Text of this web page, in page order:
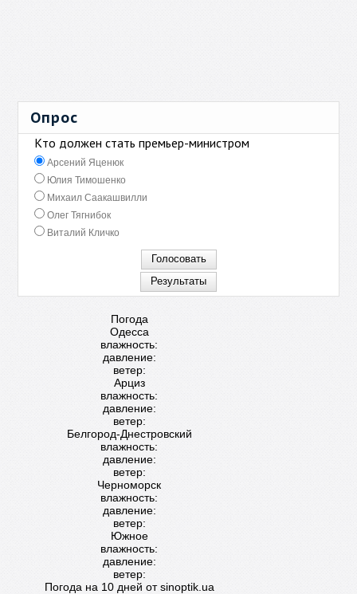
Опрос
Кто должен стать премьер-министром
Арсений Яценюк
Юлия Тимошенко
Михаил Саакашвилли
Олег Тягнибок
Виталий Кличко
Погода
Одесса
влажность:
давление:
ветер:
Арциз
влажность:
давление:
ветер:
Белгород-Днестровский
влажность:
давление:
ветер:
Черноморск
влажность:
давление:
ветер:
Южное
влажность:
давление:
ветер:
Погода на 10 дней отsinoptik.ua